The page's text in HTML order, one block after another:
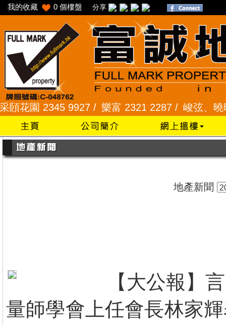
我的收藏 0 個樓盤 分享
園 2345 9927 /樂富 2321 2287 /峻弦、曉暉花
地產新聞
【大公報】
量師學會上任會長林家